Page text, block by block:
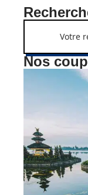
Nos